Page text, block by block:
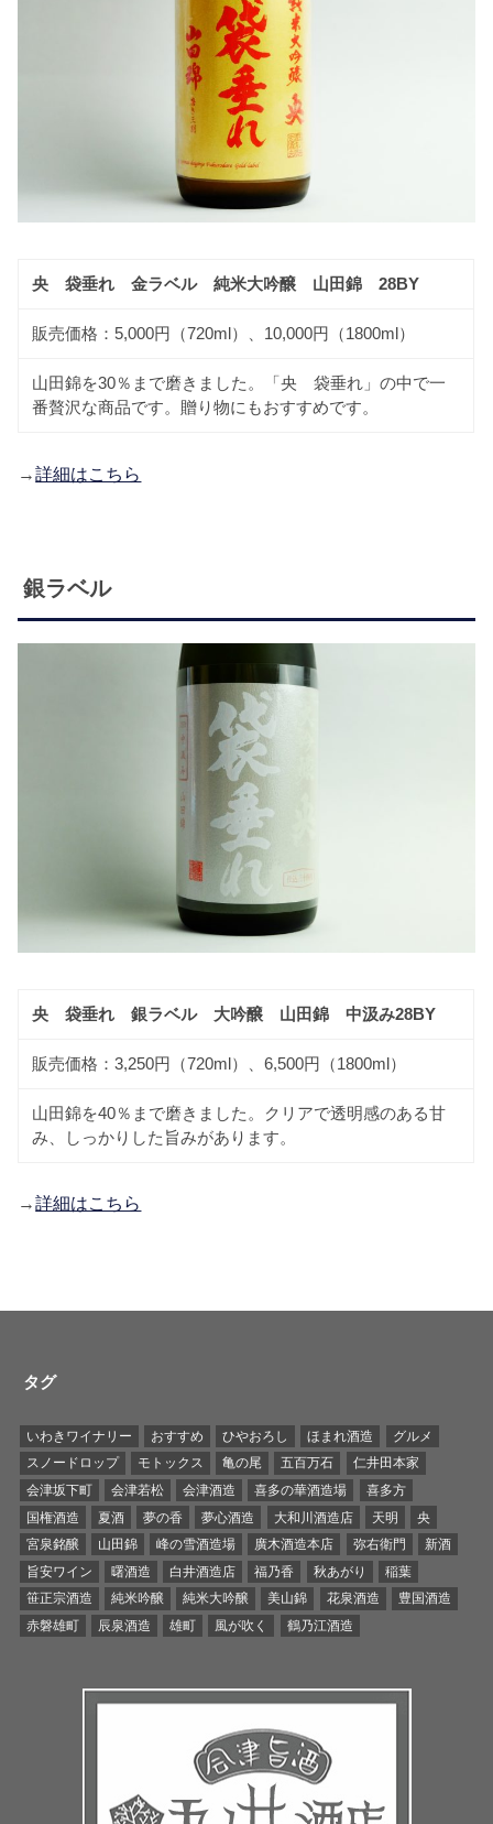
央 袋垂れ 金ラベル 純米大吟醸 山田錦 28BY
販売価格：5,000円（720ml）、10,000円（1800ml）
山田錦を30％まで磨きました。「央 袋垂れ」の中で一
番贅沢な商品です。贈り物にもおすすめです。
→詳細はこちら
銀ラベル
央 袋垂れ 銀ラベル 大吟醸 山田錦 中汲み28BY
販売価格：3,250円（720ml）、6,500円（1800ml）
山田錦を40％まで磨きました。クリアで透明感のある甘
み、しっかりした旨みがあります。
→詳細はこちら
タグ
いわきワイナリー おすすめ ひやおろし ほまれ酒造
グルメ
スノードロップ
モトックス 亀の尾 五百万石
仁井田本家
会津坂下町
会津若松 会津酒造 喜多の華酒造場
喜多方
国権酒造
夏酒 夢の香 夢心酒造 大和川酒造店 天明
央
宮泉銘醸
山田錦 峰の雪酒造場 廣木酒造本店 弥右衛門
新酒
旨安ワイン
曙酒造 白井酒造店 福乃香 秋あがり
稲葉
笹正宗酒造
純米吟醸 純米大吟醸 美山錦 花泉酒造
豊国酒造
赤磐雄町
辰泉酒造 雄町 風が吹く 鶴乃江酒造